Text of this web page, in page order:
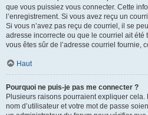
que vous puissiez vous connecter. Cette
l’enregistrement. Si vous avez reçu un
Si vous n’avez pas reçu de courriel, il se
adresse incorrecte ou que le courriel ait été
vous êtes sûr de l’adresse courriel fournie,
Haut
Pourquoi ne puis-je pas me connecter ?
Plusieurs raisons pourraient expliquer
nom d’utilisateur et votre mot de passe